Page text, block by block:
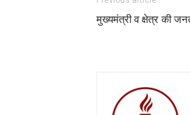
मुख्यमंत्री व क्षेत्र की